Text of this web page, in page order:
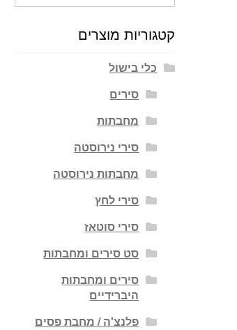
קטגוריות מוצרים
כלי בישול
סירים
מחבתות
סירי נירוסטה
מחבתות נירוסטה
סירי לחץ
סירי סוטאז
סט סירים ומחבתות
סירים ומחבתות
היברידיים
פלנצ'ה / מחבת פסים